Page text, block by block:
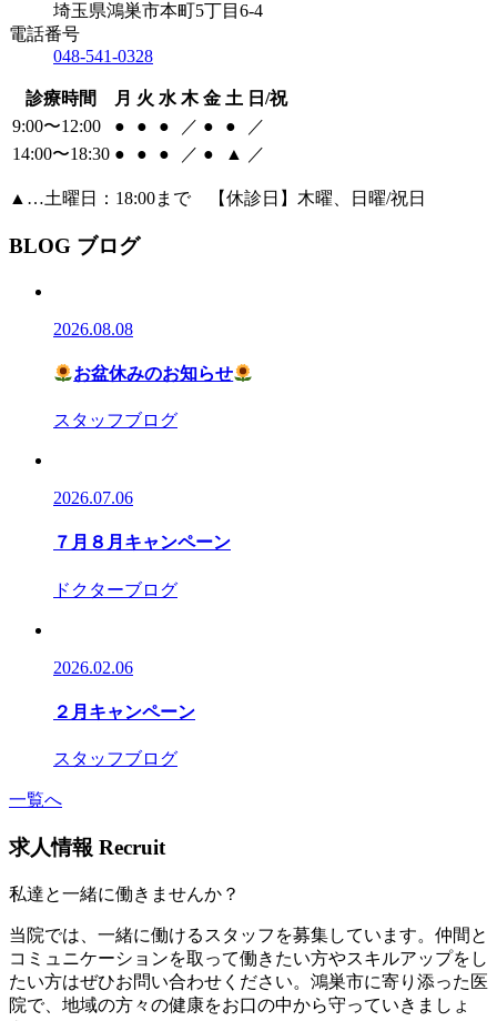
埼玉県鴻巣市本町5丁目6‐4
電話番号
048-541-0328
診療時間 月 火 水 木 金 土 日/祝
9:00〜12:00
● ● ● ／ ● ●
／
14:00〜18:30 ● ● ● ／ ● ▲ ／
▲ …土曜日：18:00まで 【休診日】木曜、日曜/祝日
BLOG ブログ
2026.08.08
お盆休みのお知らせ
スタッフブログ
2026.07.06
７月８月キャンペーン
ドクターブログ
2026.02.06
２月キャンペーン
スタッフブログ
一覧へ
求人情報 Recruit
私達と一緒に働きませんか？
当院では、一緒に働けるスタッフを募集しています。仲間と
コミュニケーションを取って働きたい方やスキルアップをし
たい方はぜひお問い合わせください。鴻巣市に寄り添った医
院で、地域の方々の健康をお口の中から守っていきましょ